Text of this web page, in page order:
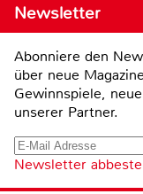
Newsletter
Abonniere den
über neue
Gewinnspiele,
unserer Partner.
Newsletter